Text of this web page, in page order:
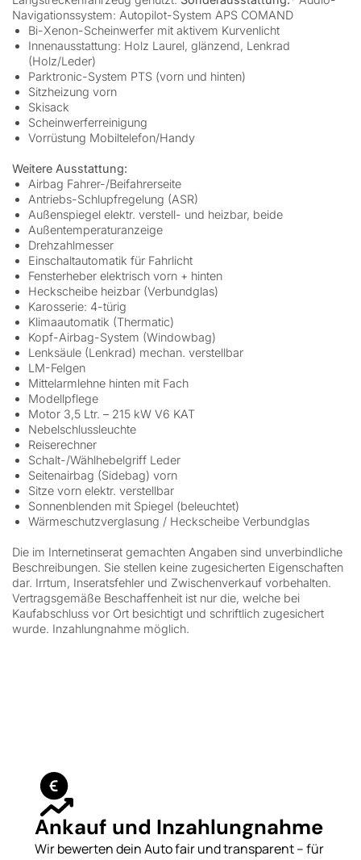
Navigationssystem: Autopilot-System APS COMAND
Bi-Xenon-Scheinwerfer mit aktivem Kurvenlicht
Innenausstattung: Holz Laurel, glänzend, Lenkrad
(Holz/Leder)
Parktronic-System PTS (vorn und hinten)
Sitzheizung vorn
Skisack
Scheinwerferreinigung
Vorrüstung Mobiltelefon/Handy
Weitere Ausstattung:
Airbag Fahrer-/Beifahrerseite
Antriebs-Schlupfregelung (ASR)
Außenspiegel elektr. verstell- und heizbar, beide
Außentemperaturanzeige
Drehzahlmesser
Einschaltautomatik für Fahrlicht
Fensterheber elektrisch vorn + hinten
Heckscheibe heizbar (Verbundglas)
Karosserie: 4-türig
Klimaautomatik (Thermatic)
Kopf-Airbag-System (Windowbag)
Lenksäule (Lenkrad) mechan. verstellbar
LM-Felgen
Mittelarmlehne hinten mit Fach
Modellpflege
Motor 3,5 Ltr. – 215 kW V6 KAT
Nebelschlussleuchte
Reiserechner
Schalt-/Wählhebelgriff Leder
Seitenairbag (Sidebag) vorn
Sitze vorn elektr. verstellbar
Sonnenblenden mit Spiegel (beleuchtet)
Wärmeschutzverglasung / Heckscheibe Verbundglas
Die im Internetinserat gemachten Angaben sind unverbindliche
Beschreibungen. Sie stellen keine zugesicherten Eigenschaften
dar. Irrtum, Inseratsfehler und Zwischenverkauf vorbehalten.
Vertragsgemäße Beschaffenheit ist nur die, welche bei
Kaufabschluss vor Ort besichtigt und schriftlich zugesichert
wurde. Inzahlungnahme möglich.
Ankauf und Inzahlungnahme
Wir bewerten dein Auto fair und transparent – für